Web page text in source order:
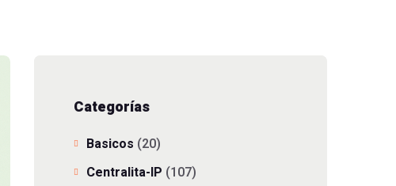
Categorías
Basicos (20)
Centralita-IP (107)